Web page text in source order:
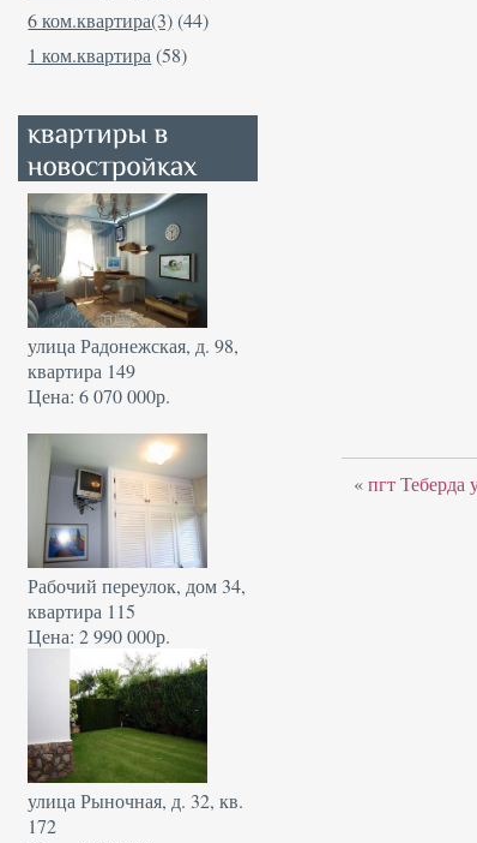
6 ком.квартира(3)(44)
1 ком.квартира (58)
улица Радонежская, д. 98,
квартира 149
Цена: 6 070 000р.
Рабочий переулок, дом 34,
квартира 115
Цена: 2 990 000р.
улица Рыночная, д. 32, кв.
172
«пгт Теберда